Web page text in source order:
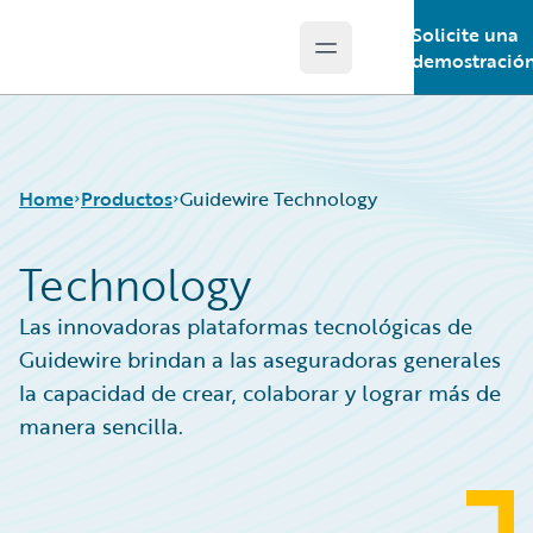
Open main menu
Solicite una
Home Productos
Productos principales
Guidewire Analytics
Guidewire Technology
Guidewire Solutions
Services
Guidewire Technology
Technology
Las innovadoras plataformas tecnológicas de
Guidewire brindan a las aseguradoras generales
la capacidad de crear, colaborar y lograr más de
manera sencilla.